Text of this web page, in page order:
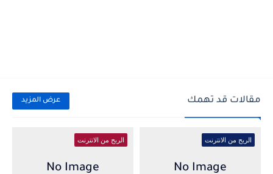
مقالات قد تهمك عرض المزيد
الربح من الانترنت الربح من الانترنت